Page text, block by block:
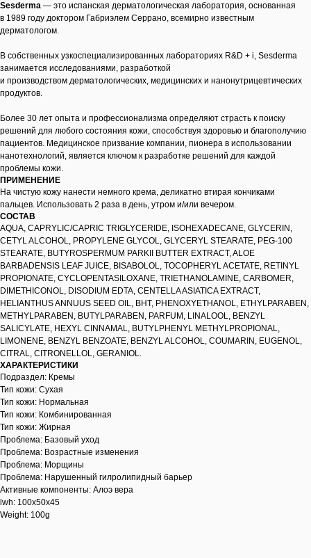
Sesderma — это испанская дерматологическая лаборатория, основанная
в 1989 году доктором Габриэлем Серрано, всемирно известным
дерматологом.
В собственных узкоспециализированных лабораториях R&D + i, Sesderma
занимается исследованиями, разработкой
и производством дерматологических, медицинских и нанонутрицевтических
продуктов.
Более 30 лет опыта и профессионализма определяют страсть к поиску
решений для любого состояния кожи, способствуя здоровью и благополучию
пациентов. Медицинское призвание компании, пионера в использовании
нанотехнологий, является ключом к разработке решений для каждой
проблемы кожи.
ПРИМЕНЕНИЕ
На чистую кожу нанести немного крема, деликатно втирая кончиками
пальцев. Использовать 2 раза в день, утром и/или вечером.
СОСТАВ
AQUA, CAPRYLIC/CAPRIC TRIGLYCERIDE, ISOHEXADECANE, GLYCERIN,
CETYL ALCOHOL, PROPYLENE GLYCOL, GLYCERYL STEARATE, PEG-100
STEARATE, BUTYROSPERMUM PARKII BUTTER EXTRACT, ALOE
BARBADENSIS LEAF JUICE, BISABOLOL, TOCOPHERYL ACETATE, RETINYL
PROPIONATE, CYCLOPENTASILOXANE, TRIETHANOLAMINE, CARBOMER,
DIMETHICONOL, DISODIUM EDTA, CENTELLA ASIATICA EXTRACT,
HELIANTHUS ANNUUS SEED OIL, BHT, PHENOXYETHANOL, ETHYLPARABEN,
METHYLPARABEN, BUTYLPARABEN, PARFUM, LINALOOL, BENZYL
SALICYLATE, HEXYL CINNAMAL, BUTYLPHENYL METHYLPROPIONAL,
LIMONENE, BENZYL BENZOATE, BENZYL ALCOHOL, COUMARIN, EUGENOL,
CITRAL, CITRONELLOL, GERANIOL.
ХАРАКТЕРИСТИКИ
Подраздел: Кремы
Тип кожи: Сухая
Тип кожи: Нормальная
Тип кожи: Комбинированная
Тип кожи: Жирная
Проблема: Базовый уход
Проблема: Возрастные изменения
Проблема: Морщины
Проблема: Нарушенный гилролипидный барьер
Активные компоненты: Алоэ вера
lwh: 100x50x45
Weight: 100g